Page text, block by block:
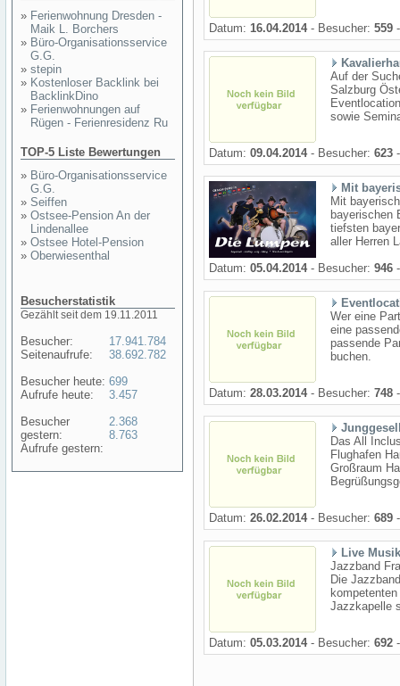
» Ferienwohnung Dresden -
Maik L. Borchers
» Büro-Organisationsservice
G.G.
» stepin
» Kostenloser Backlink bei
BacklinkDino
» Ferienwohnungen auf
Rügen - Ferienresidenz Ru
TOP-5 Liste Bewertungen
» Büro-Organisationsservice
G.G.
» Seiffen
» Ostsee-Pension An der
Lindenallee
» Ostsee Hotel-Pension
» Oberwiesenthal
Besucherstatistik
Gezählt seit dem 19.11.2011
Besucher:
Seitenaufrufe:
Besucher heute:
Aufrufe heute:
Besucher
gestern:
Aufrufe gestern:
17.941.784
38.692.782
699
3.457
2.368
8.763
Datum: 16.04.2014- Besucher: 559
Auf der
Salzburg
sowie
Datum: 09.04.2014- Besucher: 623
Mit
Mit
bayerischen
tiefsten
aller Herren
Datum: 05.04.2014- Besucher: 946
Wer eine
eine
passende
buchen.
Datum: 28.03.2014- Besucher: 748
Das All
Flughafen
Großraum
Datum: 26.02.2014- Besucher: 689
Live
Jazzband
Die
Jazzkapelle
Datum: 05.03.2014- Besucher: 692